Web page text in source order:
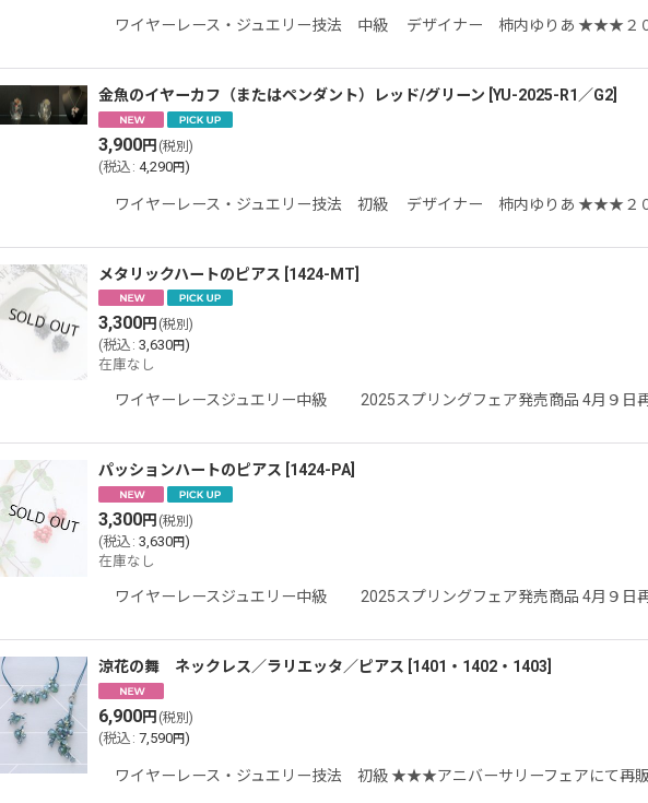
ワイヤーレース・ジュエリー技法 中級 デザイナー 柿内ゆりあ ★★★２０
金魚のイヤーカフ（またはペンダント）レッド/グリーン YU-2025-R1／G2
3,900円 (税別)
(税込 : 4,290円)
ワイヤーレース・ジュエリー技法 初級 デザイナー 柿内ゆりあ ★★★２０
メタリックハートのピアス [1424-MT]
3,300円 (税別)
(税込 : 3,630円)
在庫なし
ワイヤーレースジュエリー中級 2025スプリングフェア発売商品 4月９日
パッションハートのピアス 1424-PA]
3,300円 (税別)
(税込 : 3,630円)
在庫なし
ワイヤーレースジュエリー中級 2025スプリングフェア発売商品 4月９日
涼花の舞 ネックレス／ラリエッタ／ピアス 1401・1402・1403
6,900円 (税別)
(税込 : 7,590円)
ワイヤーレース・ジュエリー技法 初級 ★★★アニバーサリーフェアにて再